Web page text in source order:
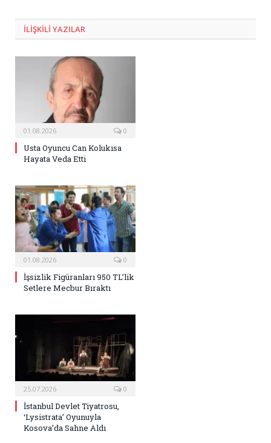
ILIŞKILI YAZILAR
01.08.2026 0
Usta Oyuncu Can Kolukısa
Hayata Veda Etti
01.08.2026 0
İşsizlik Figüranları 950 TL’lik
Setlere Mecbur Bıraktı
25.07.2026 0
İstanbul Devlet Tiyatrosu,
‘Lysistrata’ Oyunuyla
Kosova’da Sahne Aldı